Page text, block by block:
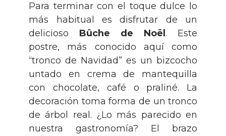
Para terminar con el toque dulce lo
más habitual es disfrutar de un
delicioso Bûche de Noël. Este
postre, más conocido aquí como
“tronco de Navidad” es un bizcocho
untado en crema de mantequilla
con chocolate, café o praliné. La
decoración toma forma de un tronco
de árbol real. ¿Lo más parecido en
nuestra gastronomía? El brazo